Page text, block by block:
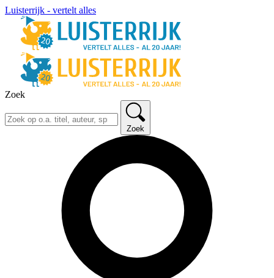
Luisterrijk - vertelt alles
Zoek
Zoek